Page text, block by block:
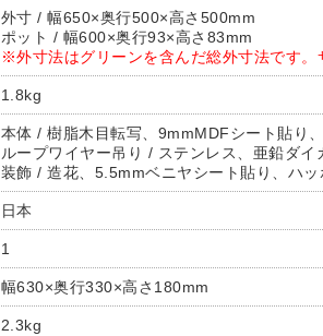
外寸 / 幅650×奥行500×高さ500mm
ポット / 幅600×奥行93×高さ83mm
※外寸法はグリーンを含んだ総外寸法です。
1.8kg
本体 / 樹脂木目転写、9mmMDFシート貼り
ループワイヤー吊り / ステンレス、亜鉛ダイ
装飾 / 造花、5.5mmベニヤシート貼り、ハッ
日本
1
幅630×奥行330×高さ180mm
2.3kg